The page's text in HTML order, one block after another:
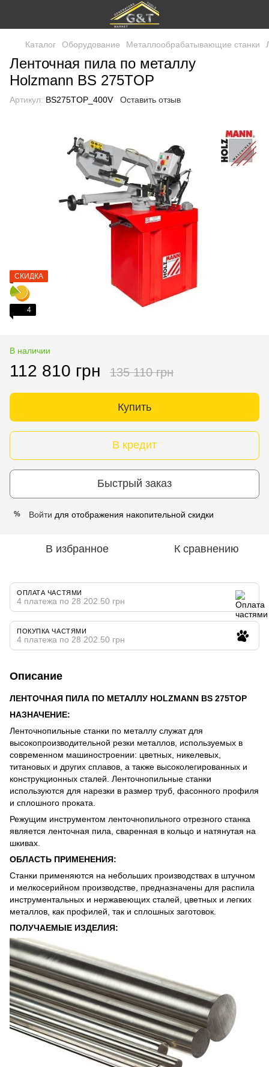
Каталог Оборудование Металлообрабатывающие станки
Ленточная пила по металлу
Holzmann BS 275TOP
Артикул: BS275TOP_400V Оставить отзыв
СКИДКА
4
В наличии
112 810 грн 135 110 грн
Купить
В кредит
Быстрый заказ
% Войти для отображения накопительной скидки
В избранное К сравнению
ОПЛАТА ЧАСТЯМИ
4 платежа по 28 202.50 грн
ПОКУПКА ЧАСТЯМИ
4 платежа по 28 202.50 грн
Описание
ЛЕНТОЧНАЯ ПИЛА ПО МЕТАЛЛУ HOLZMANN BS 275TOP
НАЗНАЧЕНИЕ:
Ленточнопильные станки по металлу служат для
высокопроизводительной резки металлов, используемых в
современном машиностроении: цветных, никелевых,
титановых и других сплавов, а также высоколегированных и
конструкционных сталей. Ленточнопильные станки
используются для нарезки в размер труб, фасонного профиля
и сплошного проката.
Режущим инструментом ленточнопильного отрезного станка
является ленточная пила, сваренная в кольцо и натянутая на
шкивах.
ОБЛАСТЬ ПРИМЕНЕНИЯ:
Станки применяются на небольших производствах в штучном
и мелкосерийном производстве, предназначены для распила
инструментальных и нержавеющих сталей, цветных и легких
металлов, как профилей, так и сплошных заготовок.
ПОЛУЧАЕМЫЕ ИЗДЕЛИЯ: